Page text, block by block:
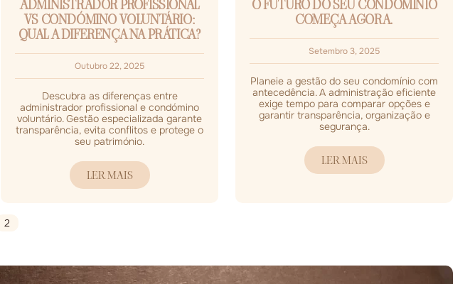
ADMINISTRADOR PROFISSIONAL
VS CONDÓMINO VOLUNTÁRIO:
QUAL A DIFERENÇA NA PRÁTICA?
Outubro 22, 2025
Descubra as diferenças entre
administrador profissional e condómino
voluntário. Gestão especializada garante
transparência, evita conflitos e protege o
seu património.
LER MAIS
O FUTURO DO SEU CONDOMÍNIO
COMEÇA AGORA.
Setembro 3, 2025
Planeie a gestão do seu condomínio com
antecedência. A administração eficiente
exige tempo para comparar opções e
garantir transparência, organização e
segurança.
LER MAIS
2